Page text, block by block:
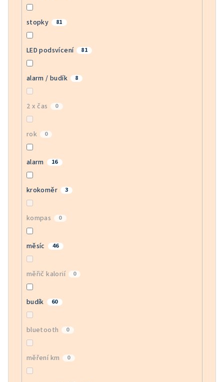
stopky 81
LED podsvícení 81
alarm / budík 8
2 x čas 0
rok 0
alarm 16
krokoměr 3
kompas 0
měsíc 46
měřič kalorií 0
budík 60
bluetooth 0
měření km 0